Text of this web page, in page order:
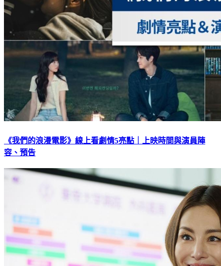
《我們的浪漫電影》線上看劇情5亮點｜上映時間與演員陣
容、預告